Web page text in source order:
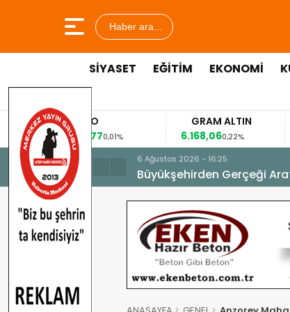
Haber ara...
SİYASET EĞİTİM EKONOMİ
EURO
0,01%
GRAM ALTIN
6.168,06
0,22%
FAİZ
42,31
-0,35%
6 Ağustos 2026 - 16:25
Büyükşehirden Gerçeği